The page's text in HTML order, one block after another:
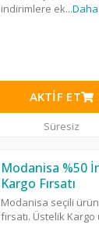
indirimlere ek...
AKTIF ET
Süresiz
Modanisa %50
Kargo Fırsatı
Modanisa seçili
fırsatı. Üstelik